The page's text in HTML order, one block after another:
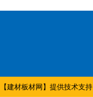
【建材板材网】提供技术支持